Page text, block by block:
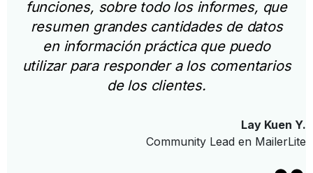
funciones, sobre todo los informes, que
resumen grandes cantidades de datos
en información práctica que puedo
utilizar para responder a los comentarios
de los clientes.
Lay Kuen Y.
Community Lead en MailerLite